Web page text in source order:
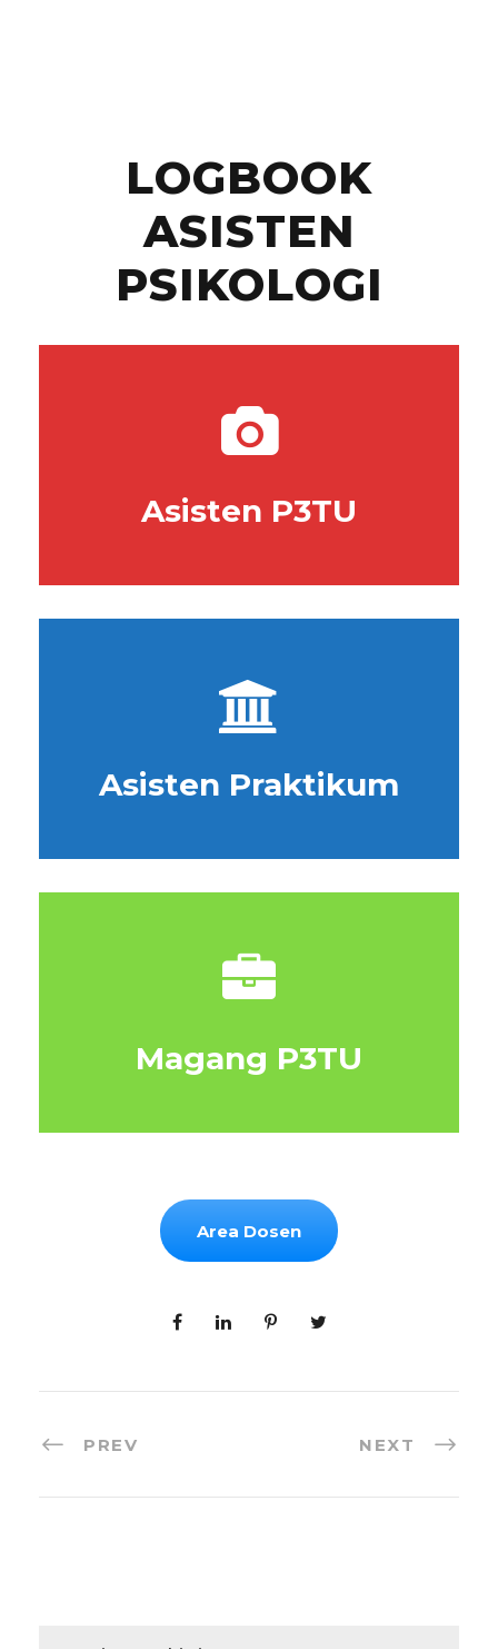
LOGBOOK
ASISTEN
PSIKOLOGI
Asisten P3TU
Asisten Praktikum
Magang P3TU
Area Dosen
PREV NEXT